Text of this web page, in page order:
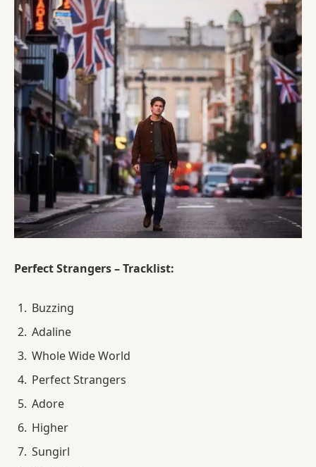
Perfect Strangers – Tracklist:
Buzzing
Adaline
Whole Wide World
Perfect Strangers
Adore
Higher
Sungirl